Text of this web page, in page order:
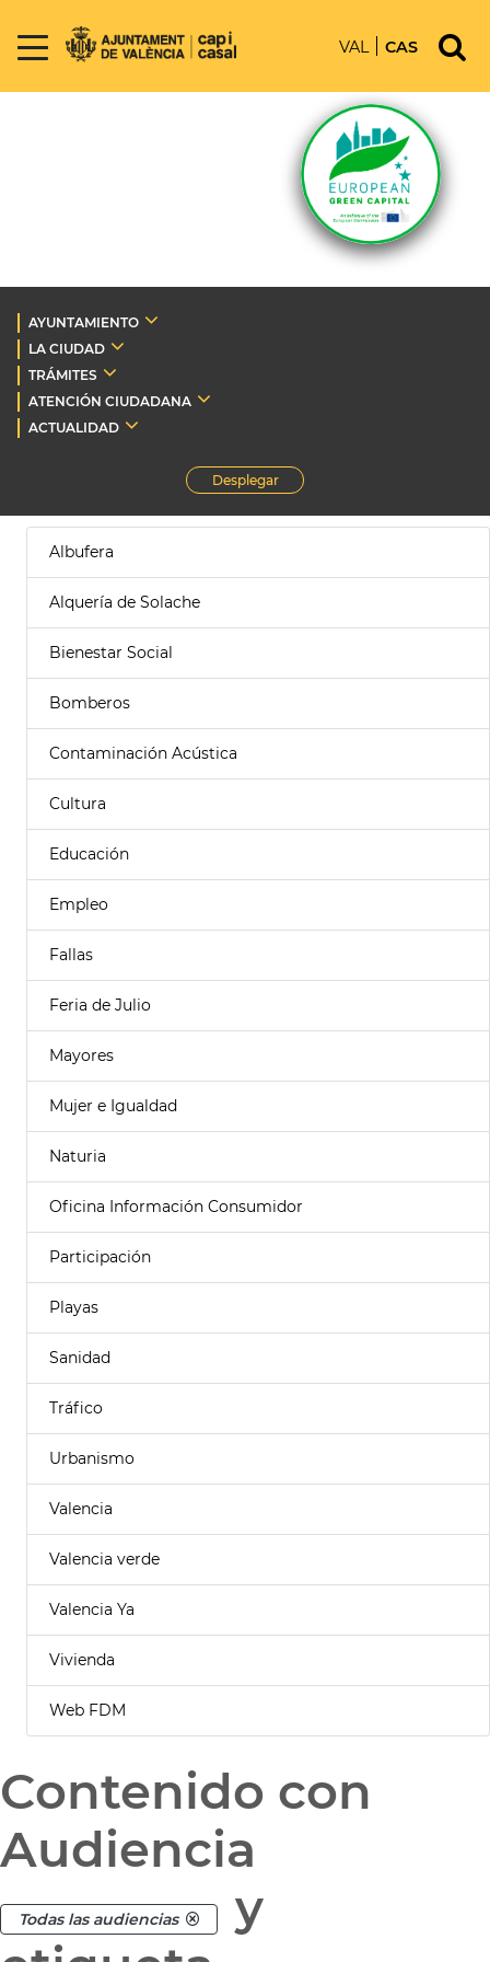
VAL CAS
AYUNTAMIENTO
LA CIUDAD
TRÁMITES
ATENCIÓN CIUDADANA
ACTUALIDAD
Desplegar
Albufera
Alquería de Solache
Bienestar Social
Bomberos
Contaminación Acústica
Cultura
Educación
Empleo
Fallas
Feria de Julio
Mayores
Mujer e Igualdad
Naturia
Oficina Información Consumidor
Participación
Playas
Sanidad
Tráfico
Urbanismo
Valencia
Valencia verde
Valencia Ya
Vivienda
Web FDM
Contenido con
Audiencia
Todas las audiencias
y